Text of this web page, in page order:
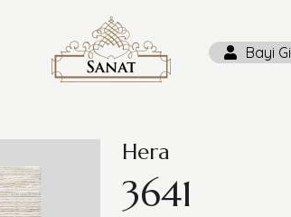
Bayi
Hera
3641